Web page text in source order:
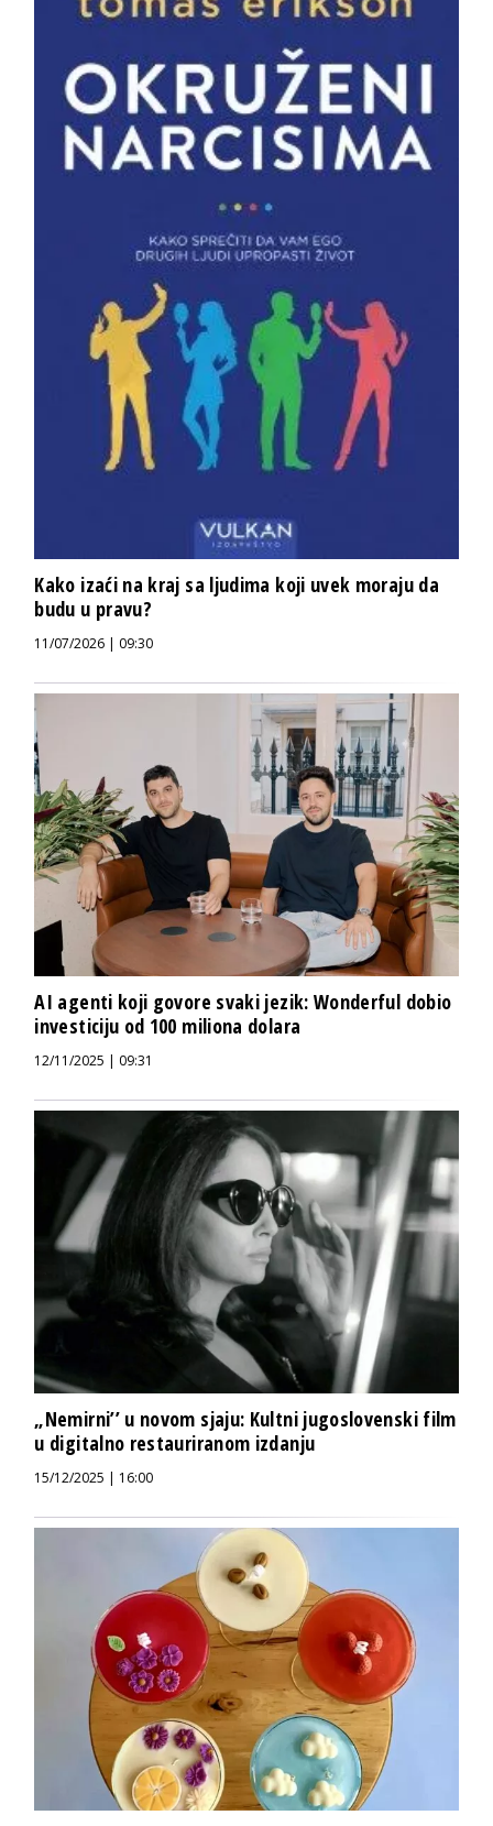
Kako izaći na kraj sa ljudima koji uvek moraju da
budu u pravu?
11/07/2026 | 09:30
AI agenti koji govore svaki jezik: Wonderful dobio
investiciju od 100 miliona dolara
12/11/2025 | 09:31
„Nemirni’’ u novom sjaju: Kultni jugoslovenski film
u digitalno restauriranom izdanju
15/12/2025 | 16:00